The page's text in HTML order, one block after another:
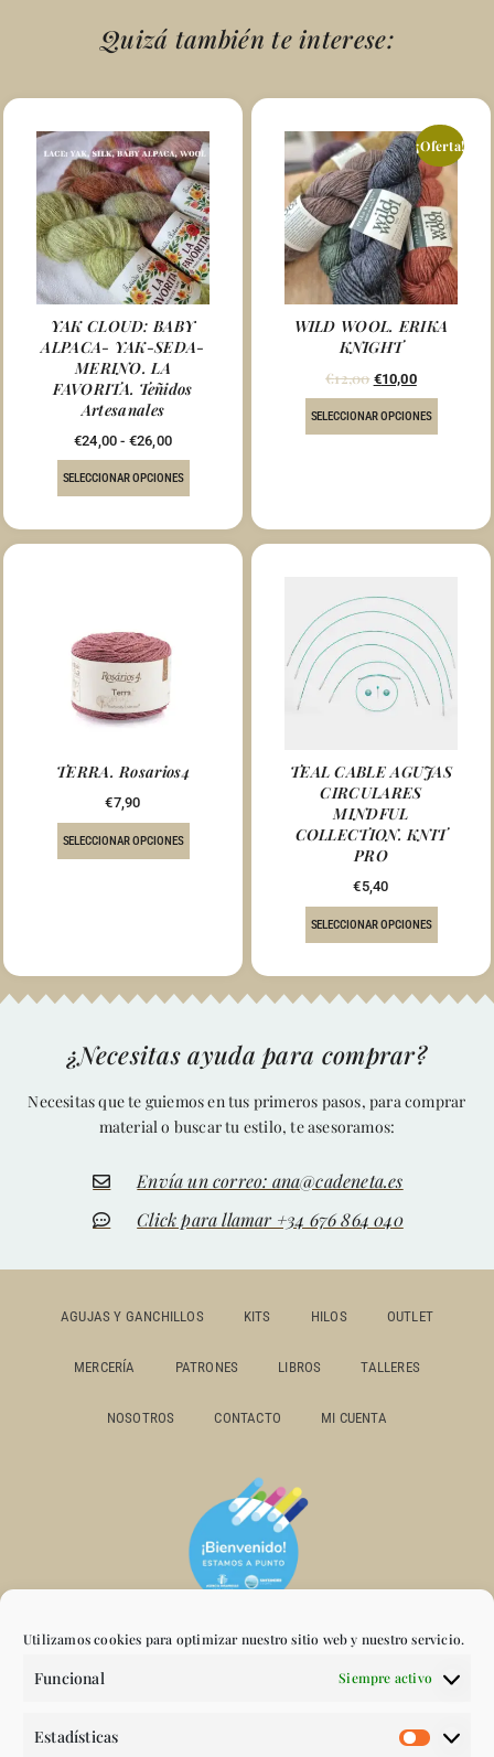
Utilizamos cookies para optimizar nuestro sitio web y nuestro servicio.
Funcional Siempre activo
Estadísticas
Quizá también te interese:
YAK CLOUD: BABY
ALPACA- YAK-SEDA-
MERINO. LA
FAVORITA. Teñidos
Artesanales
€24,00 - €26,00
SELECCIONAR OPCIONES
¡Oferta!
WILD WOOL. ERIKA
KNIGHT
€12,00 €10,00
SELECCIONAR OPCIONES
TERRA. Rosarios4
€7,90
SELECCIONAR OPCIONES
TEAL CABLE AGUJAS
CIRCULARES
MINDFUL
COLLECTION. KNIT
PRO
€5,40
SELECCIONAR OPCIONES
¿Necesitas ayuda para comprar?
Necesitas que te guiemos en tus primeros pasos, para comprar
material o buscar tu estilo, te asesoramos:
Envía un correo: ana@cadeneta.es
Click para llamar +34 676 864 040
AGUJAS Y GANCHILLOS KITS HILOS OUTLET
MERCERÍA PATRONES LIBROS TALLERES
NOSOTROS CONTACTO MI CUENTA